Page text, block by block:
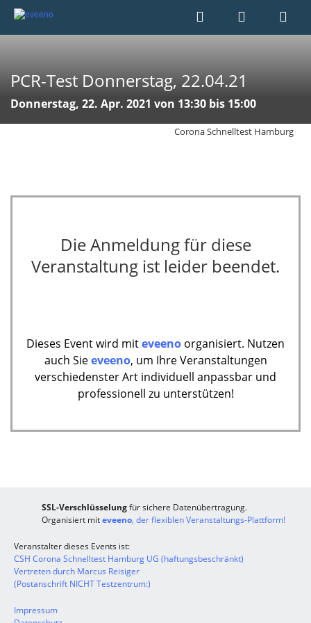
PCR-Test Donnerstag, 22.04.21
Donnerstag, 22. Apr. 2021 von 13:30 bis 15:00
Corona Schnelltest Hamburg
Die Anmeldung für diese
Veranstaltung ist leider beendet.
Dieses Event wird miteveeno organisiert. Nutzen
auch Sieeveeno, um Ihre Veranstaltungen
verschiedenster Art individuell anpassbar und
professionell zu unterstützen!
SSL-Verschlüsselungfür sichere Datenübertragung.
Organisiert miteveeno, der flexiblen Veranstaltungs-Plattform!
Veranstalter dieses Events ist:
CSH Corona Schnelltest Hamburg UG (haftungsbeschränkt)
Vertreten durch Marcus Reisiger
(Postanschrift NICHT Testzentrum:)
Impressum